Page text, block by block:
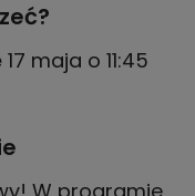
maja o 11:45